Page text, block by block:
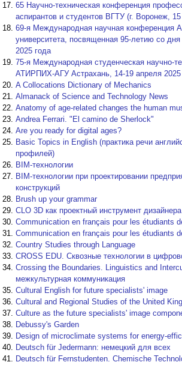
65 Научно-техническая конференция
аспирантов и студентов ВГТУ (г. Воронеж,
69-я Международная научная конференция
университета, посвященная 95-летию со
2025 года
75-я Международная студенческая научно-
АТИРПИХ-АГУ Астрахань, 14-19 апреля 2025
A Collocations Dictionary of Mechanics
Almanack of Science and Technology News
Anatomy of age-related changes the human
Andrea Ferrari. "El camino de Sherlock"
Are you ready for digital ages?
Basic Topics in English (практика речи
профилей)
BIM-технологии
BIM-технологии при проектировании
конструкций
Brush up your grammar
CLO 3D как проектный инструмент
Communication en français pour les étudiants
Communication en français pour les étudiants
Country Studies through Language
CROSS EDU. Сквозные технологии в
Crossing the Boundaries. Linguistics and
межкультурная коммуникация
Cultural English for future specialists' image
Cultural and Regional Studies of the United
Culture as the future specialists' image
Debussy's Garden
Design of microclimate systems for energy-
Deutsch für Jedermann: немецкий для всех
Deutsch für Fernstudenten. Chemische